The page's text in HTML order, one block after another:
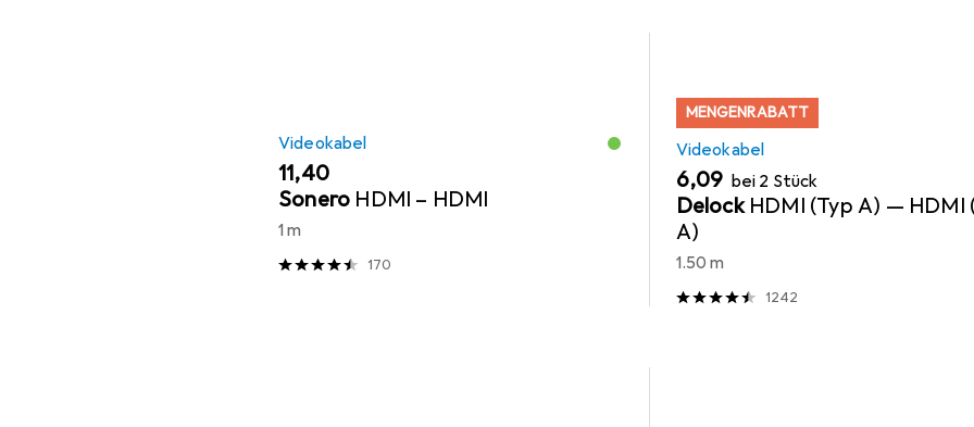
Videokabel
EUR
11,40
Sonero HDMI – HDMI
1 m
170
MENGENRABATT
Videokabel
EUR
6,09 bei 2 Stück
Delock HDMI (Typ A) — HDMI
A)
1.50 m
1242